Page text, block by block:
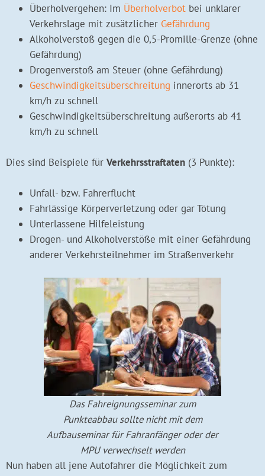
Überholvergehen: Im Überholverbot bei unklarer
Verkehrslage mit zusätzlicher Gefährdung
Alkoholverstoß gegen die 0,5-Promille-Grenze (ohne
Gefährdung)
Drogenverstoß am Steuer (ohne Gefährdung)
Geschwindigkeitsüberschreitung innerorts ab 31
km/h zu schnell
Geschwindigkeitsüberschreitung außerorts ab 41
km/h zu schnell
Dies sind Beispiele für Verkehrsstraftaten (3 Punkte):
Unfall- bzw. Fahrerflucht
Fahrlässige Körperverletzung oder gar Tötung
Unterlassene Hilfeleistung
Drogen- und Alkoholverstöße mit einer Gefährdung
anderer Verkehrsteilnehmer im Straßenverkehr
Das Fahreignungsseminar zum
Punkteabbau sollte nicht mit dem
Aufbauseminar für Fahranfänger oder der
MPU verwechselt werden
Nun haben all jene Autofahrer die Möglichkeit zum